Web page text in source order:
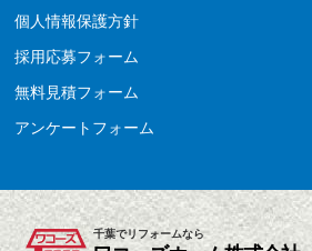
個人情報保護方針
採用応募フォーム
無料見積フォーム
アンケートフォーム
千葉でリフォームなら